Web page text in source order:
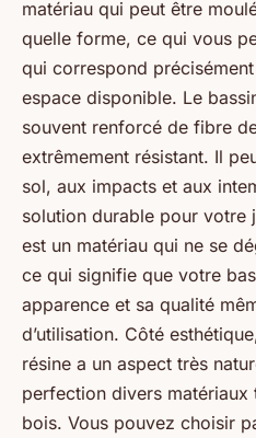
matériau qui peut être
quelle forme, ce qui vous
qui correspond
espace disponible. Le
souvent renforcé de fibre
extrêmement résistant. Il
sol, aux impacts et aux
solution durable pour votre
est un matériau qui ne se
ce qui signifie que votre
apparence et sa qualité
d’utilisation. Côté
résine a un aspect très
perfection divers
bois. Vous pouvez choisir